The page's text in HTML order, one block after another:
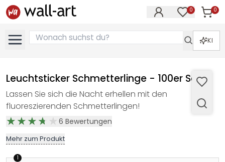
0 0
KI
Leuchtsticker Schmetterlinge - 100er Set
Lassen Sie sich die Nacht erhellen mit den
fluoreszierenden Schmetterlingen!
6 Bewertungen
Mehr zum Produkt
1